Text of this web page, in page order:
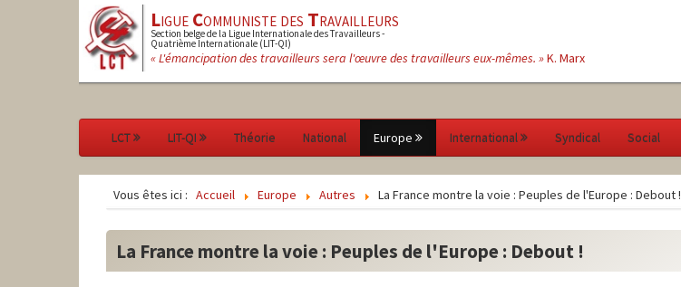
LigueCommuniste des Travailleurs
Section belge de la Ligue Internationale des Travailleurs -
Quatrième Internationale (LIT-QI)
« L'émancipation des travailleurs sera l'œuvre des travailleurs eux-mêmes. »K. Marx
LCT LIT-QI Théorie National Europe International Syndical Social
Vous êtes ici : Accueil Europe Autres La France montre la voie : Peuples de l'Europe : Debout !
La France montre la voie : Peuples de l'Europe : Debout !